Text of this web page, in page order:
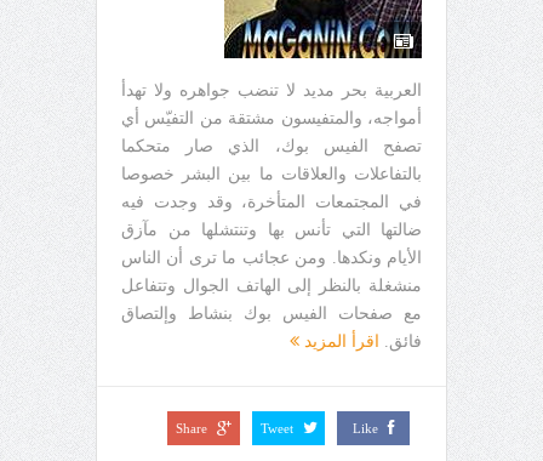
العربية بحر مديد لا تنضب جواهره ولا تهدأ
أمواجه، والمتفيسون مشتقة من التفيّس أي
تصفح الفيس بوك، الذي صار متحكما
بالتفاعلات والعلاقات ما بين البشر خصوصا
في المجتمعات المتأخرة، وقد وجدت فيه
ضالتها التي تأنس بها وتنتشلها من مآزق
الأيام ونكدها. ومن عجائب ما ترى أن الناس
منشغلة بالنظر إلى الهاتف الجوال وتتفاعل
مع صفحات الفيس بوك بنشاط وإلتصاق
فائق.
اقرأ المزيد
Like
Tweet
Share